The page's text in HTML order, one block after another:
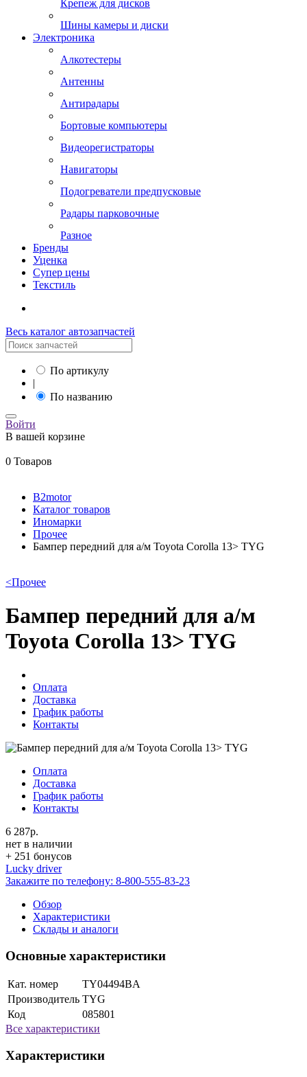
Крепеж для дисков
Шины камеры и диски
Электроника
Алкотестеры
Антенны
Антирадары
Бортовые компьютеры
Видеорегистраторы
Навигаторы
Подогреватели предпусковые
Радары парковочные
Разное
Бренды
Уценка
Супер цены
Текстиль
Весь каталог автозапчастей
По артикулу
|
По названию
Войти
В вашей корзине
0 Товаров
B2motor
Каталог товаров
Иномарки
Прочее
Бампер передний для а/м Toyota Corolla 13> TYG
<Прочее
Бампер передний для а/м
Toyota Corolla 13> TYG
Оплата
Доставка
График работы
Контакты
Оплата
Доставка
График работы
Контакты
6 287р.
нет в наличии
+ 251 бонусов
Lucky driver
Закажите по телефону: 8-800-555-83-23
Обзор
Характеристики
Склады и аналоги
Основные характеристики
Кат. номер
TY04494BA
Производитель TYG
Код
085801
Все характеристики
Характеристики